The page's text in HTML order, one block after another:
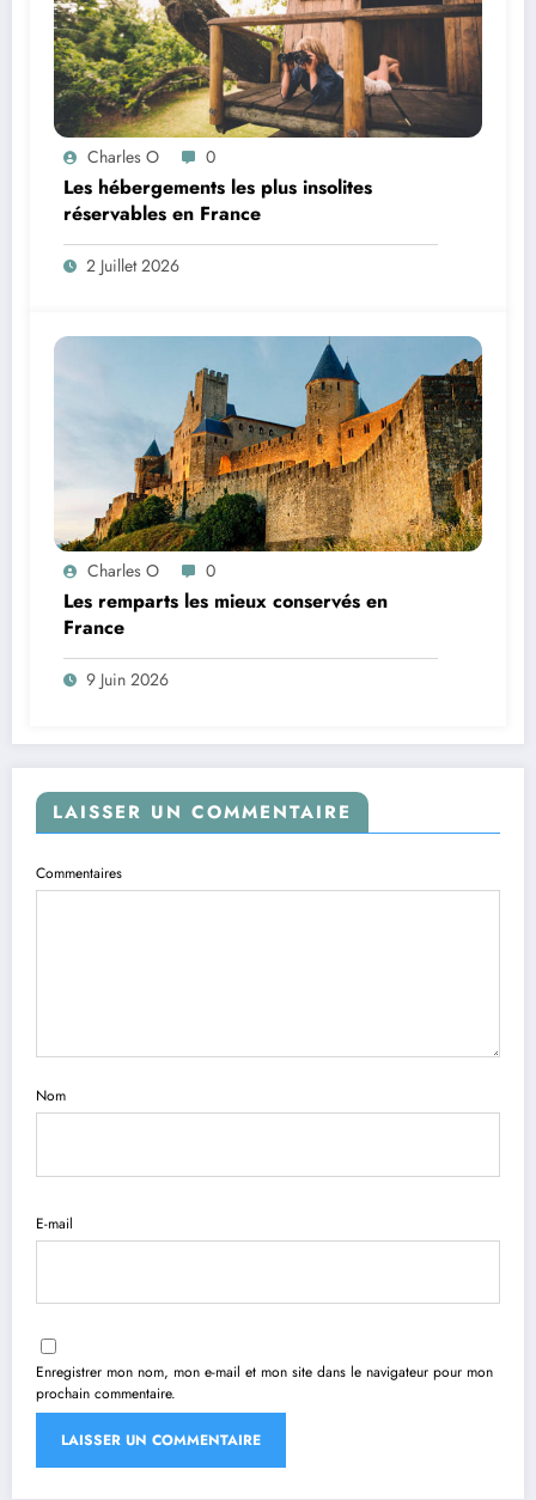
Charles O 0
Les hébergements les plus insolites
réservables en France
2 Juillet 2026
Charles O 0
Les remparts les mieux conservés en
France
9 Juin 2026
LAISSER UN COMMENTAIRE
Commentaires
Nom
E-mail
Enregistrer mon nom, mon e-mail et mon site dans le navigateur pour mon
prochain commentaire.